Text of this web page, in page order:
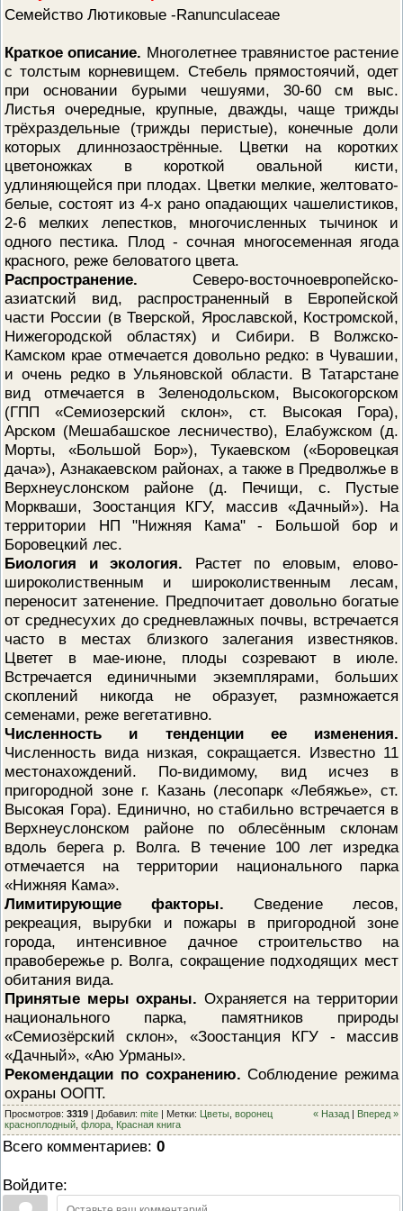
ПРОВЕРОЧНЫЙ ЛИСТ,
ГОСУДАРСТВЕННОГО
ОБЛАСТИ ОХРАНЫ И
ИСПОЛЬЗОВАНИЯ ООПТ
ФЕДЕРАЛЬНОГО ЗНАЧЕНИЯ
ПРОГРАММА ПРОФИЛАКТИКИ
РИСКОВ ПРИЧИНЕНИЯ
ПЛАН ПРОВЕДЕНИЯ
КОНТРОЛЬНЫХ
МЕРОПРИЯТИЙ
ИСЧЕРПЫВАЮЩИЙ
СВЕДЕНИЙ, КОТОРЫЕ МОГУТ
ЗАПРАШИВАТЬСЯ
(НАДЗОРНЫМ) ОРГАНОМ У
КОНТРОЛИРУЕМОГО ЛИЦА
Семейство Лютиковые -Ranunculaceae
Краткое описание. Многолетнее травянистое растение
с толстым корневищем. Стебель прямостоячий, одет
при основании бурыми чешуями, 30-60 см выс.
Листья очередные, крупные, дважды, чаще трижды
трёхраздельные (трижды перистые), конечные доли
которых длиннозаострённые. Цветки на коротких
цветоножках в короткой овальной кисти,
удлиняющейся при плодах. Цветки мелкие, желтовато-
белые, состоят из 4-х рано опадающих чашелистиков,
2-6 мелких лепестков, многочисленных тычинок и
одного пестика. Плод - сочная многосеменная ягода
красного, реже беловатого цвета.
Распространение. Северо-восточноевропейско-
азиатский вид, распространенный в Европейской
части России (в Тверской, Ярославской, Костромской,
Нижегородской областях) и Сибири. В Волжско-
Камском крае отмечается довольно редко: в Чувашии,
и очень редко в Ульяновской области. В Татарстане
вид отмечается в Зеленодольском, Высокогорском
(ГПП «Семиозерский склон», ст. Высокая Гора),
Арском (Мешабашское лесничество), Елабужском (д.
Морты, «Большой Бор»), Тукаевском («Боровецкая
дача»), Азнакаевском районах, а также в Предволжье в
Верхнеуслонском районе (д. Печищи, с. Пустые
Моркваши, Зоостанция КГУ, массив «Дачный»). На
территории НП "Нижняя Кама" - Большой бор и
Боровецкий лес.
Биология и экология. Растет по еловым, елово-
широколиственным и широколиственным лесам,
переносит затенение. Предпочитает довольно богатые
от среднесухих до средневлажных почвы, встречается
часто в местах близкого залегания известняков.
Цветет в мае-июне, плоды созревают в июле.
Встречается единичными экземплярами, больших
скоплений никогда не образует, размножается
семенами, реже вегетативно.
Численность и тенденции ее изменения.
Численность вида низкая, сокращается. Известно 11
местонахождений. По-видимому, вид исчез в
пригородной зоне г. Казань (лесопарк «Лебяжье», ст.
Высокая Гора). Единично, но стабильно встречается в
Верхнеуслонском районе по облесённым склонам
вдоль берега р. Волга. В течение 100 лет изредка
отмечается на территории национального парка
«Нижняя Кама».
Лимитирующие факторы. Сведение лесов,
рекреация, вырубки и пожары в пригородной зоне
города, интенсивное дачное строительство на
правобережье р. Волга, сокращение подходящих мест
обитания вида.
Принятые меры охраны. Охраняется на территории
национального парка, памятников природы
«Семиозёрский склон», «Зоостанция КГУ - массив
«Дачный», «Аю Урманы».
Рекомендации по сохранению. Соблюдение режима
охраны ООПТ.
« Назад | Вперед »
Просмотров: 3319 | Добавил: mite | Метки: Цветы воронец
красноплодный флора Красная книга
Всего комментариев: 0
Войдите: